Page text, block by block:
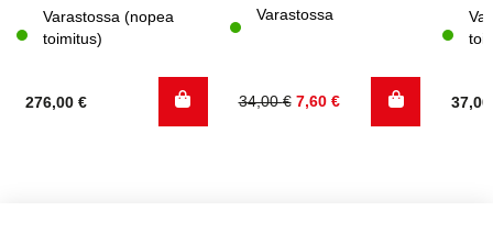
Varastossa (nopea
toimitus)
276,00 €
Varastossa
34,00€
Alkuperäinen
7,60 €
Nykyinen